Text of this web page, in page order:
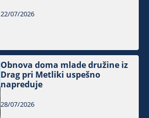
22/07/2026
Obnova doma mlade družine iz
Drag pri Metliki uspešno
napreduje
28/07/2026